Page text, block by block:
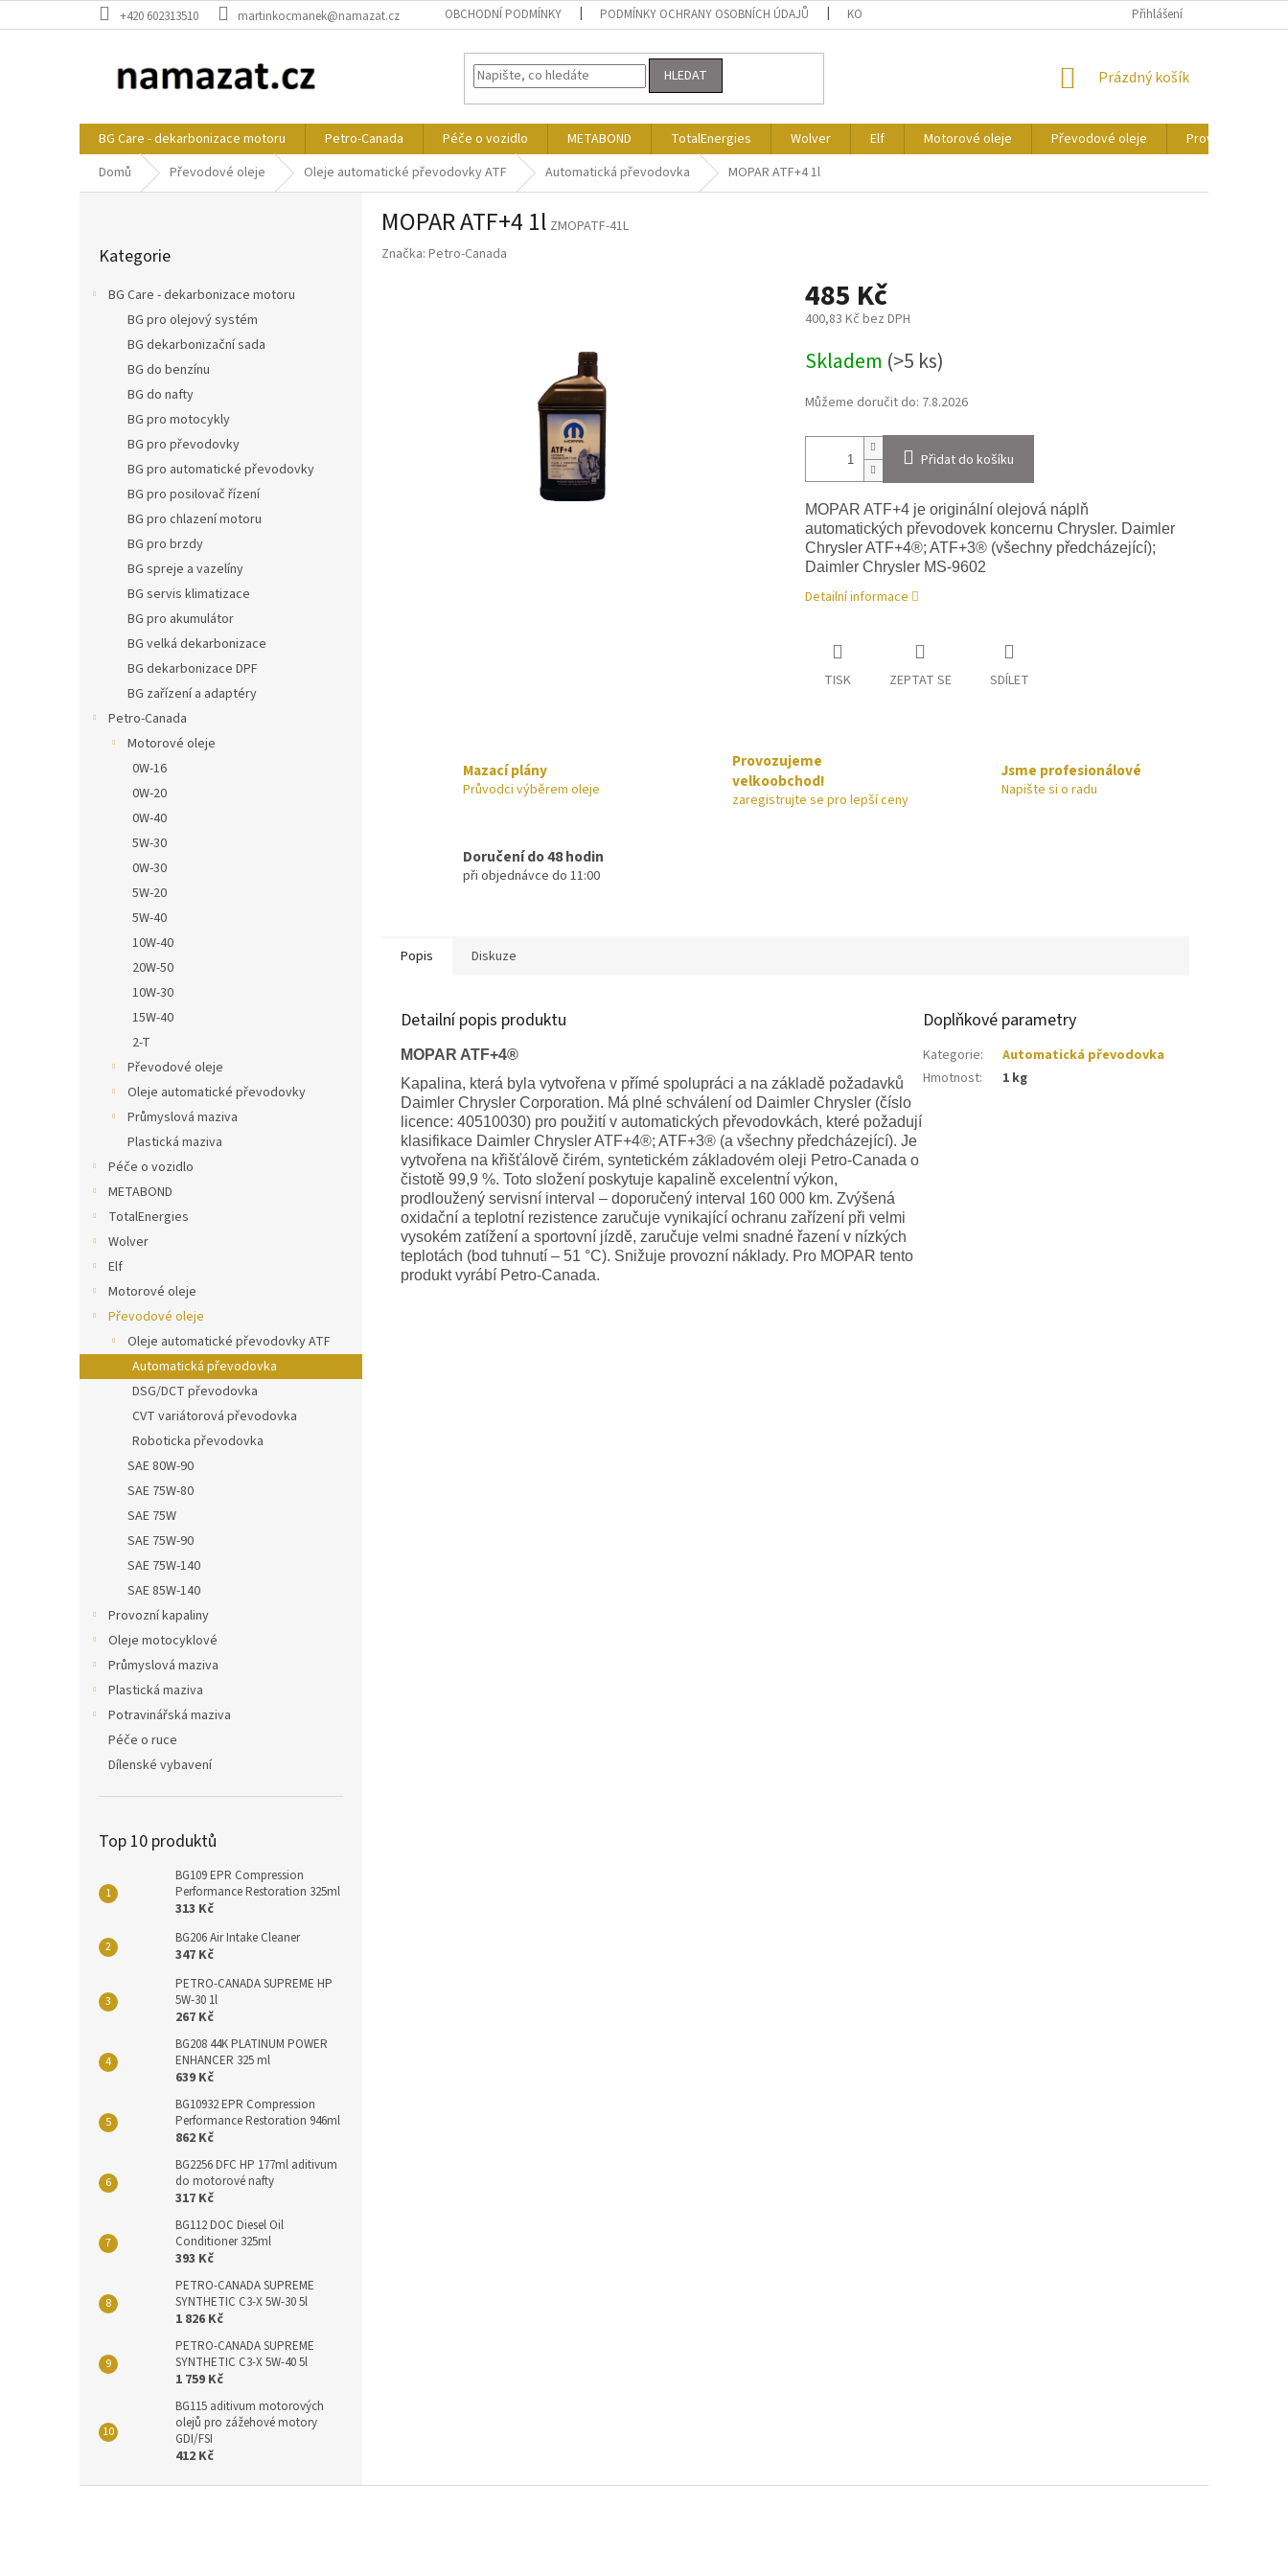
na
+420 602313510 martinkocmanek@namazat.cz OBCHODNÍ PODMÍNKY PODMÍNKY OCHRANY OSOBNÍCH ÚDAJŮ KONTAKTY Přihlášení
HLEDAT
NÁKUPNÍ
Prázdný košík
BG Care - dekarbonizace motoru Petro-Canada Péče o vozidlo METABOND TotalEnergies Wolver Elf Motorové oleje Převodové oleje
Provozní kapaliny
Domů
Převodové oleje Oleje automatické převodovky ATF Automatická převodovka MOPAR ATF+4 1l
kategorie
Kategorie
BG Care - dekarbonizace motoru
BG pro olejový systém
BG dekarbonizační sada
BG do benzínu
BG do nafty
BG pro motocykly
BG pro převodovky
BG pro automatické převodovky
BG pro posilovač řízení
BG pro chlazení motoru
BG pro brzdy
BG spreje a vazelíny
BG servis klimatizace
BG pro akumulátor
BG velká dekarbonizace
BG dekarbonizace DPF
BG zařízení a adaptéry
Petro-Canada
Motorové oleje
0W-16
0W-20
0W-40
5W-30
0W-30
5W-20
5W-40
10W-40
20W-50
10W-30
15W-40
2-T
Převodové oleje
Oleje automatické převodovky
Průmyslová maziva
Plastická maziva
Péče o vozidlo
METABOND
TotalEnergies
Wolver
Elf
Motorové oleje
Převodové oleje
Oleje automatické převodovky ATF
Automatická převodovka
DSG/DCT převodovka
CVT variátorová převodovka
Roboticka převodovka
SAE 80W-90
SAE 75W-80
SAE 75W
SAE 75W-90
SAE 75W-140
SAE 85W-140
Provozní kapaliny
Oleje motocyklové
Průmyslová maziva
Plastická maziva
Potravinářská maziva
Péče o ruce
Dílenské vybavení
Top 10 produktů
BG109 EPR Compression
Performance Restoration 325ml
313 Kč
BG206 Air Intake Cleaner
347 Kč
PETRO-CANADA SUPREME HP
5W-30 1l
267 Kč
BG208 44K PLATINUM POWER
ENHANCER 325 ml
639 Kč
BG10932 EPR Compression
Performance Restoration 946ml
862 Kč
BG2256 DFC HP 177ml aditivum
do motorové nafty
317 Kč
BG112 DOC Diesel Oil
Conditioner 325ml
393 Kč
PETRO-CANADA SUPREME
SYNTHETIC C3-X 5W-30 5l
1 826 Kč
PETRO-CANADA SUPREME
SYNTHETIC C3-X 5W-40 5l
1 759 Kč
BG115 aditivum motorových
olejů pro zážehové motory
GDI/FSI
412 Kč
MOPAR ATF+4 1l ZMOPATF-41L
Značka: Petro-Canada
485 Kč
400,83 Kč bez DPH
cena:
Skladem (>5 ks)
Můžeme doručit do: 7.8.2026
Přidat do košíku
MOPAR ATF+4 je originální olejová náplň
automatických převodovek koncernu Chrysler. Daimler
Chrysler ATF+4®; ATF+3® (všechny předcházející);
Daimler Chrysler MS-9602
Detailní informace
TISK ZEPTAT SE SDÍLET
Mazací plány
Průvodci výběrem oleje
Provozujeme
velkoobchod!
zaregistrujte se pro lepší ceny
Jsme profesionálové
Napište si o radu
Doručení do 48 hodin
při objednávce do 11:00
Popis Diskuze
Detailní popis produktu
MOPAR ATF+4®
Kapalina, která byla vytvořena v přímé spolupráci a na základě požadavků
Daimler Chrysler Corporation. Má plné schválení od Daimler Chrysler (číslo
licence: 40510030) pro použití v automatických převodovkách, které požadují
klasifikace Daimler Chrysler ATF+4®; ATF+3® (a všechny předcházející). Je
vytvořena na křišťálově čirém, syntetickém základovém oleji Petro-Canada o
čistotě 99,9 %. Toto složení poskytuje kapalině excelentní výkon,
prodloužený servisní interval – doporučený interval 160 000 km. Zvýšená
oxidační a teplotní rezistence zaručuje vynikající ochranu zařízení při velmi
vysokém zatížení a sportovní jízdě, zaručuje velmi snadné řazení v nízkých
teplotách (bod tuhnutí – 51 °C). Snižuje provozní náklady. Pro MOPAR tento
produkt vyrábí Petro-Canada.
Doplňkové parametry
Kategorie:
Automatická převodovka
Hmotnost: 1 kg